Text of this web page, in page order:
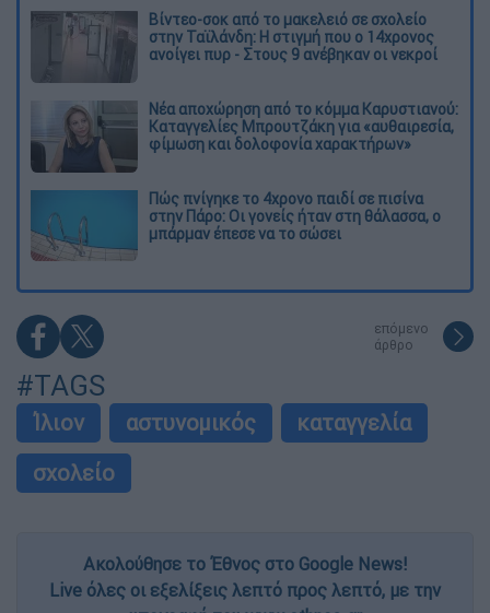
Βίντεο-σοκ από το μακελειό σε σχολείο
στην Ταϊλάνδη: Η στιγμή που ο 14χρονος
ανοίγει πυρ - Στους 9 ανέβηκαν οι νεκροί
Νέα αποχώρηση από το κόμμα Καρυστιανού:
Καταγγελίες Μπρουτζάκη για «αυθαιρεσία,
φίμωση και δολοφονία χαρακτήρων»
Πώς πνίγηκε το 4χρονο παιδί σε πισίνα
στην Πάρο: Οι γονείς ήταν στη θάλασσα, ο
μπάρμαν έπεσε να το σώσει
επόμενο
άρθρο
#TAGS
Ίλιον αστυνομικός
καταγγελία
σχολείο
Ακολούθησε το Έθνος στο Google News!
Live όλες οι εξελίξεις λεπτό προς λεπτό, με την